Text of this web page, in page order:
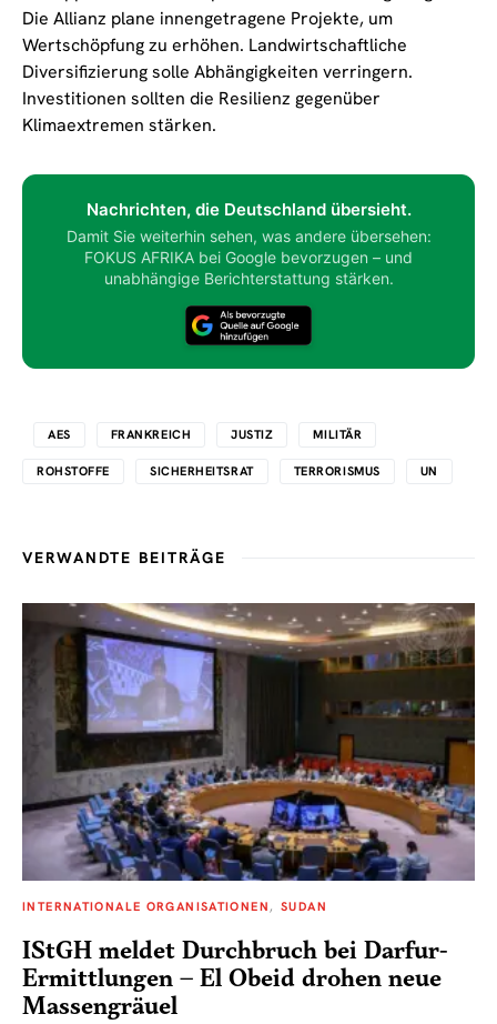
Die Allianz plane innengetragene Projekte, um
Wertschöpfung zu erhöhen. Landwirtschaftliche
Diversifizierung solle Abhängigkeiten verringern.
Investitionen sollten die Resilienz gegenüber
Klimaextremen stärken.
Nachrichten, die Deutschland übersieht.
Damit Sie weiterhin sehen, was andere übersehen:
FOKUS AFRIKA bei Google bevorzugen – und
unabhängige Berichterstattung stärken.
AES FRANKREICH JUSTIZ MILITÄR
ROHSTOFFE SICHERHEITSRAT TERRORISMUS UN
VERWANDTE BEITRÄGE
INTERNATIONALE ORGANISATIONEN SUDAN
IStGH meldet Durchbruch bei Darfur-
Ermittlungen – El Obeid drohen neue
Massengräuel